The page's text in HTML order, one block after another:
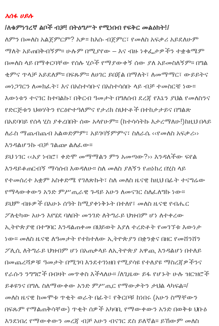
አሰፋ ሀይሉ
/ለቁምነገረኛ ልቦች ብቻ! በትዕግሥት የሚነበብ የፍቅር መልዕክት!/
ለምን በመለስ አልጀምርም? አዎ፡፡ ከእሱ ብጀምር፣ የመለስ አፍቃሪ አይደለሁም
ማለት አይጠበቅብኝም፡፡ ሁሉም በሚያየው – እና ብዙ ነቀፌታዎችን ተቋቁሜም
በመለስ ላይ በማቀርባቸው የሰሉ ሂሶች የማያውቀኝ ሰው ያለ አይመስለኝም፡፡ በግል
ቂምና ጥላቻ አይደለም፡፡ በፍጹም፡፡ ለሀገር ይበጃል በማለት፣ ለመማማር፣ ውይይትና
መነጋገርን ለመክፈት፣ እና በአስተሳቡና በአስተሳሰቡ ላይ ብቻ ተመስርቼ ነው፡፡
እውነቱን ተናገር ከተባልኩ፣ በቅርብ ዓመታት በግለሰብ ደረጃ የእኔን ያህል የመለስንና
የድርጅቱን ህወሃትን የርዕዮተዓለምና የታሪክ ስህተቶች በተከታታይና በግልጽ
በአደባባይ የሰላ ሂስ ያቀረበበት ሰው አላየሁም፡፡ (ከተሳሳትኩ እታረማለሁ!)ከዚህ በላይ
ለራስ ማጨብጨብ አልወድምም፣ አይገባኝምምና፣ ስለራሴ ‹‹የመለስ አፍቃሪ››
እንዳልሆንኩ ብቻ ገልጬ ልለፈው፡፡
ይህ ነገር ‹‹አያ ነብሮ፣ ቀድሞ መማማልን ምን አመጣው?›› እንዳለችው ፍየል
እንዳይቆጠርብኝ ማሳሰብ እወዳለሁ፡፡ ስለ መለስ ያለኝን የጠነከረ በሂስ ላይ
የተመሰረተ አቋም አስቀድሜ የገለጽኩት፣ ስለ መለስ ዜናዊ ከዚህ በፊት ተናግሬው
የማላውቀውን አንድ ምሥጢራዊ ጉዳይ አሁን ለመናገር ስለፈለግኩ ነው፡፡
ይህም ብዙዎች በአሁኑ ሰዓት ከሚያቀነቅኑት በተለየ፣ መለስ ዜናዊ የብሔር
ፖለቲካው አሁን እየሄደ ባለበት መንገድ ለትግራይ ህዝብም ሆነ ለተቀረው
ኢትዮጵያዊ በተግባር እንዳልጠቀመ በህይወት እያለ ተረድቶት የመገኘቱ እውነታ
ነው፡፡ መለስ ዜናዊ ለዓመታት የተከተለው ኢትዮጵያን በቋንቋና በዘር የመሸንሸን
ፖሊሲ ለትግራይ ህዝብም ሆነ በአጠቃላይ ለኢትዮጵያ አዋጪ እንዳልሆነ በተለይ
በመጨረሻዎቹ ዓመታት በሚገባ እንደተገነዘበ የሚያሳዩ የተለያዩ ማስረጃዎችንና
የራሱን ንግግሮች በብዛት መጥቀስ እችላለሁ፡፡ /ለጊዜው ይፋ የሆኑት ሁሉ ዝርዝሮች
ይቆዩንና በግሌ ስለማውቀው አንድ ምሥጢር የማውቃትን ታህል ላካፍል፡፡/
መለስ ዜናዊ ከመሞቱ ጥቂት ወራት በፊት፣ የቅርቦቹ ከነበሩ (አሁን ስማቸውን
በፍጹም የማልጠቅሳቸው) ጥቂት ሰዎች አካባቢ የማውቀውን አንድ በወቅቱ ህቡዕ
እንደነበረ የማውቀውን መረጃ ብቻ አሁን ብናገር ደስ ይለኛል፡፡ ይኸውም መለስ